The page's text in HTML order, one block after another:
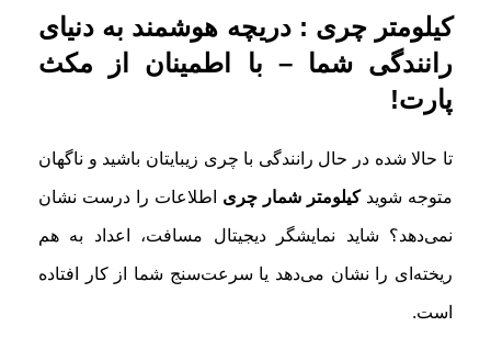
کیلومتر چری : دریچه هوشمند به دنیای
رانندگی شما – با اطمینان از مکث
پارت!
تا حالا شده در حال رانندگی با چری زیبایتان باشید و ناگهان
متوجه شویدکیلومتر شمار چری اطلاعات را درست نشان
نمی‌دهد؟ شاید نمایشگر دیجیتال مسافت، اعداد به هم
ریخته‌ای را نشان می‌دهد یا سرعت‌سنج شما از کار افتاده
است.